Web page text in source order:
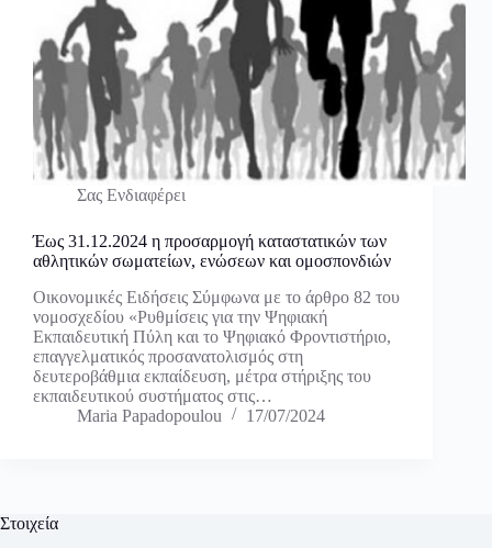
Σας Ενδιαφέρει
Έως 31.12.2024 η προσαρμογή καταστατικών των
αθλητικών σωματείων, ενώσεων και ομοσπονδιών
Οικονομικές Ειδήσεις Σύμφωνα με το άρθρο 82 του
νομοσχεδίου «Ρυθμίσεις για την Ψηφιακή
Εκπαιδευτική Πύλη και το Ψηφιακό Φροντιστήριο,
επαγγελματικός προσανατολισμός στη
δευτεροβάθμια εκπαίδευση, μέτρα στήριξης του
εκπαιδευτικού συστήματος στις…
Maria Papadopoulou
17/07/2024
Στοιχεία